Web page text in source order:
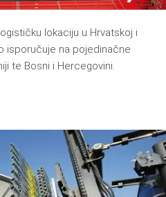
lokaciju u Hrvatskoj i
isporučuje na pojedinačne
te Bosni i Hercegovini.